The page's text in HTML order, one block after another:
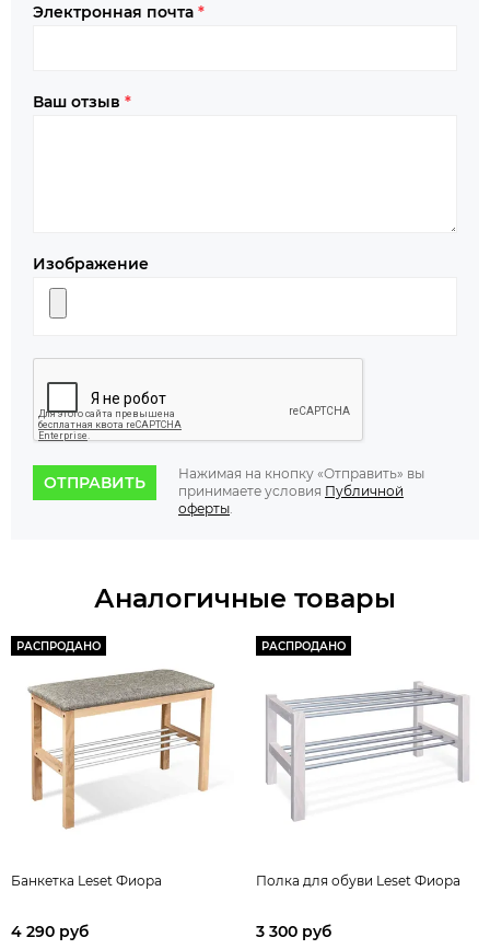
Электронная почта *
Ваш отзыв *
Изображение
ОТПРАВИТЬ
Нажимая на кнопку «Отправить» вы
принимаете условия Публичной
оферты
Аналогичные товары
РАСПРОДАНО
Банкетка Leset Фиора
4 290 руб
РАСПРОДАНО
Полка для обуви Leset Фиора
3 300 руб